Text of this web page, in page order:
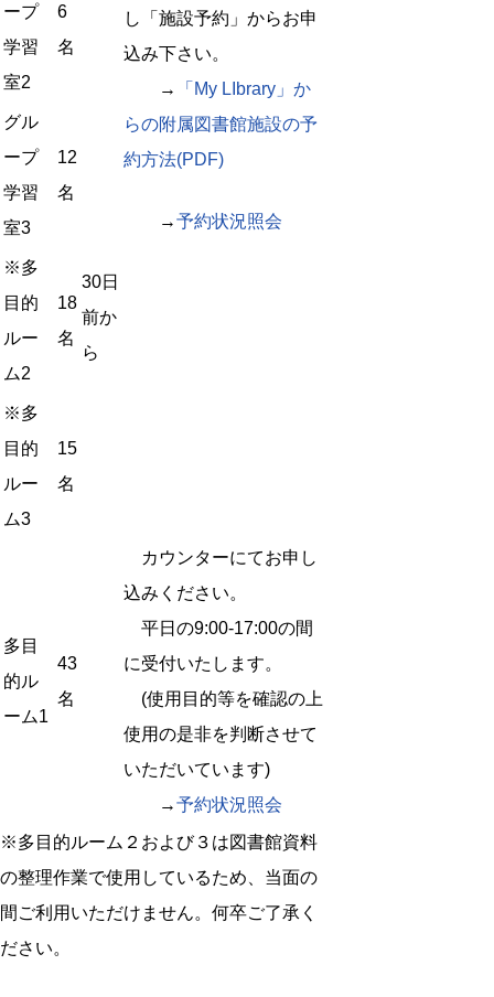
30日
前か
ら
し「施設予約」からお申
込み下さい。
→
「My LIbrary」か
らの附属図書館施設の予
約方法(PDF)
→予約状況照会
ープ
学習
室2
6
名
グル
ープ
学習
室3
12
名
※多
目的
ルー
ム2
18
名
※多
目的
ルー
ム3
15
名
多目
的ル
ーム1
43
名
カウンターにてお申し
込みください。
平日の9:00-17:00の間
に受付いたします。
(使用目的等を確認の上
使用の是非を判断させて
いただいています)
→予約状況照会
※多目的ルーム２および３は図書館資料
の整理作業で使用しているため、当面の
間ご利用いただけません。何卒ご了承く
ださい。